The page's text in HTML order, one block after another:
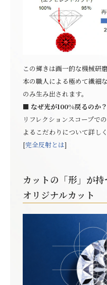
この輝きは画一的な機械研
本の職人による極めて繊細
のみ生み出されます。
■ なぜ光が100%戻るのか？
リフレクションスコープで
よるこだわりについて詳し
[完全反射とは]
カットの「形」が
オリジナルカット